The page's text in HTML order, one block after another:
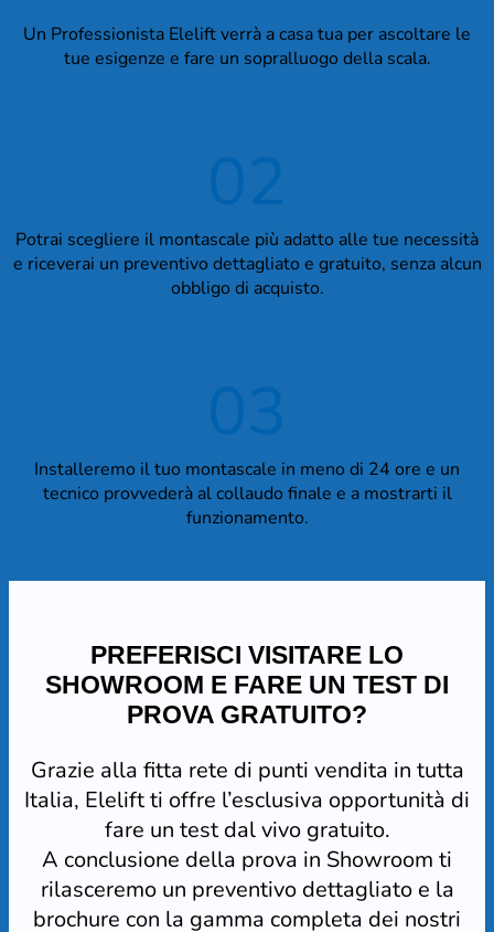
Un Professionista Elelift verrà a casa tua per ascoltare le
tue esigenze e fare un sopralluogo della scala.
Potrai scegliere il montascale più adatto alle tue necessità
e riceverai un preventivo dettagliato e gratuito, senza alcun
obbligo di acquisto.
Installeremo il tuo montascale in meno di 24 ore e un
tecnico provvederà al collaudo finale e a mostrarti il
funzionamento.
PREFERISCI VISITARE LO
SHOWROOM E FARE UN TEST DI
PROVA GRATUITO?
Grazie alla fitta rete di punti vendita in tutta
Italia, Elelift ti offre l’esclusiva opportunità di
fare un test dal vivo gratuito.
A conclusione della prova in Showroom ti
rilasceremo un preventivo dettagliato e la
brochure con la gamma completa dei nostri